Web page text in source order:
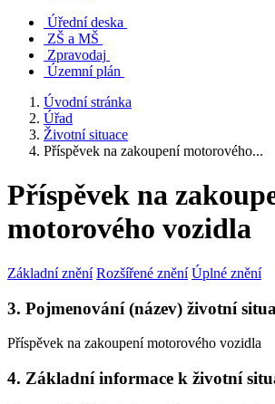
Úřední deska
ZŠ a MŠ
Zpravodaj
Územní plán
Úvodní stránka
Úřad
Životní situace
Příspěvek na zakoupení motorového...
Příspěvek na
motorového vozidla
Základní znění Rozšířené znění Úplné znění
3. Pojmenování (název) životní
Příspěvek na zakoupení motorového vozidla
4. Základní informace k životní